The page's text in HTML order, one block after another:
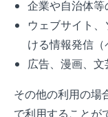
企業や自治体等
ウェブサイト
ける情報発信（
広告、漫画、
その他の利用の場
で利用することが